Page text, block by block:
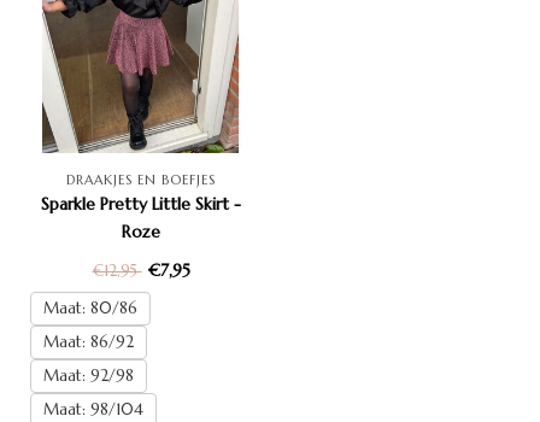
DRAAKJES EN BOEFJES
Sparkle Pretty Little Skirt -
Roze
€12,95 €7,95
Maat: 80/86
Maat: 86/92
Maat: 92/98
Maat: 98/104